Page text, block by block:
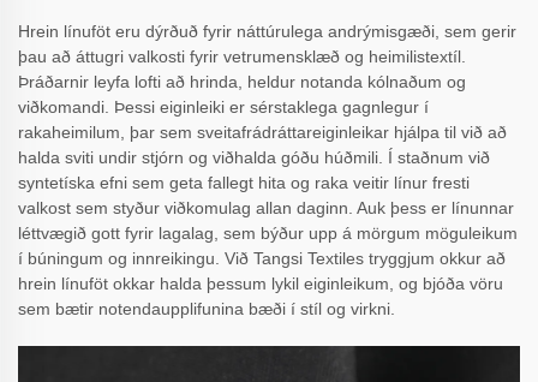
Hrein línuföt eru dýrðuð fyrir náttúrulega andrýmisgæði, sem gerir
þau að áttugri valkosti fyrir vetrumensklæð og heimilistextíl.
Þráðarnir leyfa lofti að hrinda, heldur notanda kólnaðum og
viðkomandi. Þessi eiginleiki er sérstaklega gagnlegur í
rakaheimilum, þar sem sveitafrádráttareiginleikar hjálpa til við að
halda sviti undir stjórn og viðhalda góðu húðmili. Í staðnum við
syntetíska efni sem geta fallegt hita og raka veitir línur fresti
valkost sem styður viðkomulag allan daginn. Auk þess er línunnar
léttvægið gott fyrir lagalag, sem býður upp á mörgum möguleikum
í búningum og innreikingu. Við Tangsi Textiles tryggjum okkur að
hrein línuföt okkar halda þessum lykil eiginleikum, og bjóða vöru
sem bætir notendaupplifunina bæði í stíl og virkni.